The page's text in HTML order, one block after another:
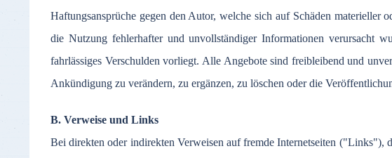
Haftungsansprüche gegen den Autor,welche sich auf Schäden materieller
die Nutzung fehlerhafterundunvollständiger Informationen verursacht
fahrlässiges Verschulden vorliegt. Alle Angebote sind freibleibend und
Ankündigung zu verändern, zu ergänzen, zu löschen oderdie
B. Verweise und Links
Bei direkten oder indirekten Verweisen auf fremde Internetseiten ("Links"),